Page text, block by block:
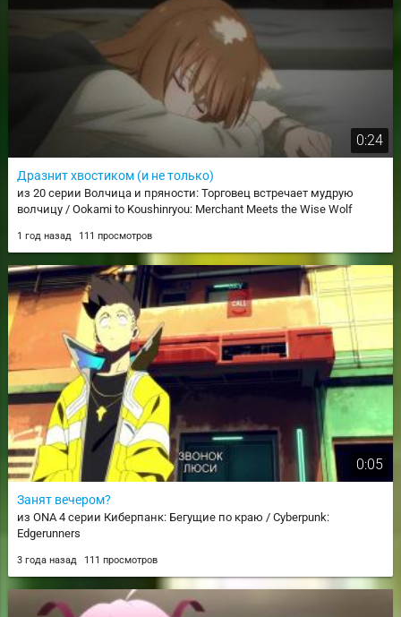
0:24
Дразнит хвостиком (и не только)
из 20 серии Волчица и пряности: Торговец встречает мудрую
волчицу / Ookami to Koushinryou: Merchant Meets the Wise Wolf
1 год назад 111 просмотров
0:05
Занят вечером?
из ONA 4 серии Киберпанк: Бегущие по краю / Cyberpunk:
Edgerunners
3 года назад 111 просмотров